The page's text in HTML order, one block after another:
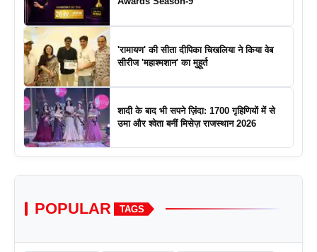
'रामायण' की सीता दीपिका चिखलिया ने किया वेब
सीरीज 'महाश्मशान' का मुहूर्त
शादी के बाद भी सपने ज़िंदा: 1700 गृहिणियों में से
उमा और श्वेता बनीं मिसेज़ राजस्थान 2026
POPULAR TAGS